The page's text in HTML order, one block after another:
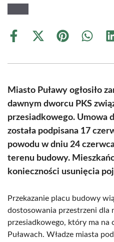
Share
Share
(Twitter)
Share Share
Miasto Puławy ogłosiło
dawnym dworcu PKS
przesiadkowego. Umowa
została podpisana 17
powodu w dniu 24
terenu budowy.
konieczności usunięcia
Przekazanie placu budowy
dostosowania przestrzeni dla
przesiadkowego, który ma
Puławach. Władze miasta